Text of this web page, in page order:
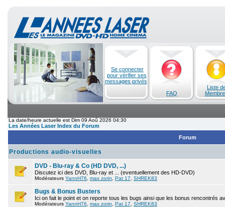
Se connecter
pour vérifier ses
messages privés
FAQ
Liste
La date/heure actuelle est Dim 09 Aoû 2026 04:30
Les Années Laser Index du Forum
Forum
Productions audio-visuelles
DVD - Blu-ray & Co (HD DVD, ...)
Discutez ici des DVD, Blu-ray et ... (eventuellement des HD-DVD)
Modérateurs YannH76 max zorin Pat 17 SHREK83
Bugs & Bonus Busters
Ici on fait le point et on reporte tous les bugs ainsi que les bonus rencontrés
Modérateurs YannH76 max zorin Pat 17 SHREK83